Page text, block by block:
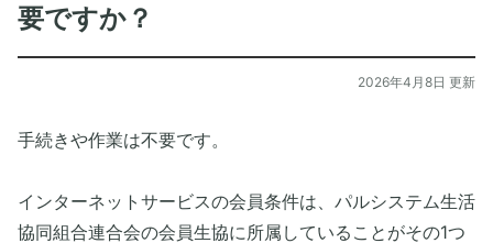
要ですか？
2026年4月8日 更新
手続きや作業は不要です。
インターネットサービスの会員条件は、パルシステム生活
協同組合連合会の会員生協に所属していることがその1つ